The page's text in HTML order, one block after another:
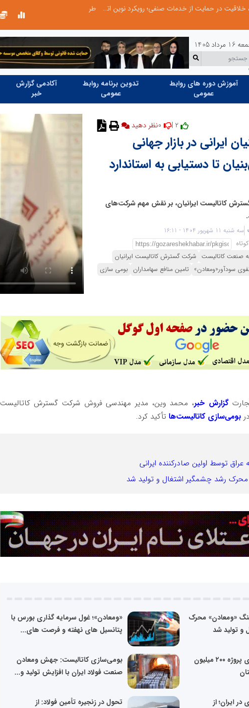
طرحواره های فعال شده در پساجنگ؛ هشدار دکتر یاراحمد: مراقب اخبار زرد و واکنش های هیجانی باشید
مرداد 1405
آموزش دوره های روابط
عمومی
تدوین برنامه روابط
عمومی
آکادمی گزارش
خبر
نظر دهید
در بازار جهانی
تا دستیابی به استاندارد
کاتالیست ایرانیان، بر نقش مهم شرکت‌های
سه شنبه 11 شهریور 1404 - 16:11
صنعت کاتالیست‌ شرکت گسترش کاتالیست ایرانیان
سودآور«ومعادن» تامین منافع سهامداران بومی سازی
گزارش خبر، محمد وین، مدیر مهندسی فروش شرکت گسترش کاتالیست
بومی‌سازی کاتالیست‌ها تأکید کرد.
رشد چشمگیر اشتغال و تولید شد
«ومعادن» محرک
و تولید شد
«ومعادن»؛ غول سرمایه گذاری بورس با
پتانسیل های نهفته و فرصت های...
پیشرفت ۵۵ درصدی پروژه ۲۰۰ میلیون
بومی‌سازی کاتالیست: جهش ومعادن
صنعت فولاد ایران با افزایش تولید و...
ایران؛ از
تحول در زنجیره تأمین فولاد: از